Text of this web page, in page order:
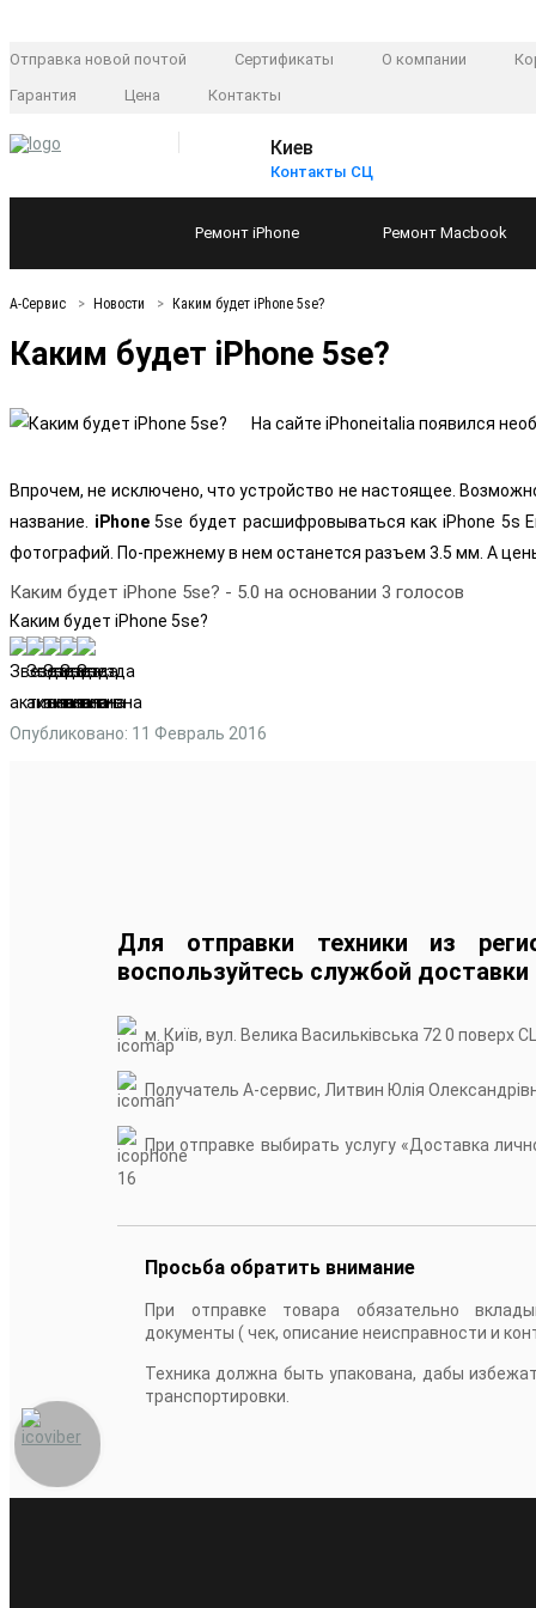
Отправка новой почтой Сертификаты О компании
Гарантия
Цена Контакты
Киев
Контакты СЦ
Ремонт iPhone Ремонт Macbook
А-Сервис Новости Каким будет iPhone 5se?
Каким будет iPhone 5se?
На сайте iPhoneitalia появился
Впрочем, не исключено, что устройство не настоящее.
название. iPhone5se будет расшифровываться как iPhone 5s
фотографий. По-прежнему в нем останется разъем 3.5 мм. А
Каким будет iPhone 5se? - 5.0 на основании 3 голосов
Каким будет iPhone 5se?
Опубликовано: 11 Февраль 2016
Для отправки техники из
воспользуйтесь службой доставки
м. Київ, вул. Велика Васильківська 72 0 поверх
Получатель А-сервис, Литвин Юлія
При отправке выбирать услугу «Доставка
16
Просьба обратить внимание
При отправке товара обязательно
документы ( чек, описание неисправности и
Техника должна быть упакована, дабы
транспортировки.